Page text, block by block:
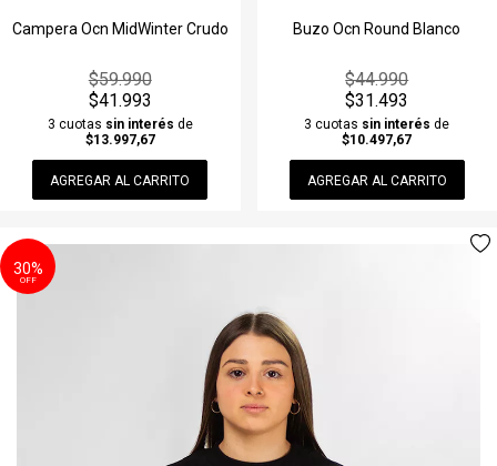
Musculosas
Remeras
Short de baño
Guante
Lentes
Medias
Remera manga Larga
Shorts & Bermudas
Ver todos
Medias
Mochila & Bolso
Perfumina
Vestido
Ver todos
Musculosas
Piloto/Anorak
Campera Ocn MidWinter Crudo
$59.990
$41.993
3 cuotas sin interés de
$13.997,67
AGREGAR AL CARRITO
Buzo Ocn Round Blanco
$44.990
$31.493
3 cuotas sin interés de
$10.497,67
AGREGAR AL CARRITO
30%
OFF